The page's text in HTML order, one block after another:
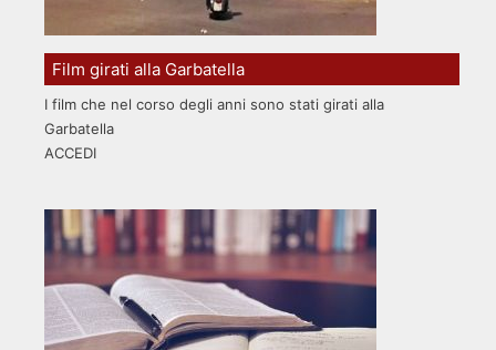
Film girati alla Garbatella
I film che nel corso degli anni sono stati girati alla
Garbatella
ACCEDI